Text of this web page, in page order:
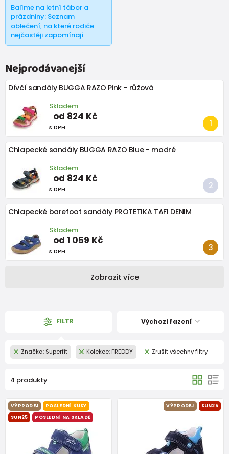
Balíme na letní tábor a
prázdniny: Seznam
oblečení, na které rodiče
nejčastěji zapomínají
Nejprodávanejší
Dívčí sandály BUGGA RAZO Pink - růžová
Skladem
od 824 Kč
s DPH
Chlapecké sandály BUGGA RAZO Blue - modré
Skladem
od 824 Kč
s DPH
Chlapecké barefoot sandály PROTETIKA TAFI DENIM
Skladem
od 1 059 Kč
s DPH
Zobrazit více
FILTR Výchozí řazení
Značka: Superfit Kolekce: FREDDY Zrušit všechny filtry
4 produkty
VÝPRODEJ
POSLEDNÍ KUSY
SUN25
POSLEDNÍ NA SKLADĚ
VÝPRODEJ SUN25